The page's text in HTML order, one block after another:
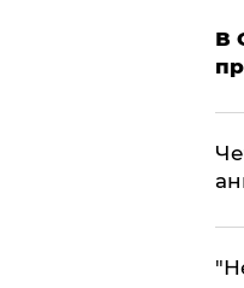
В